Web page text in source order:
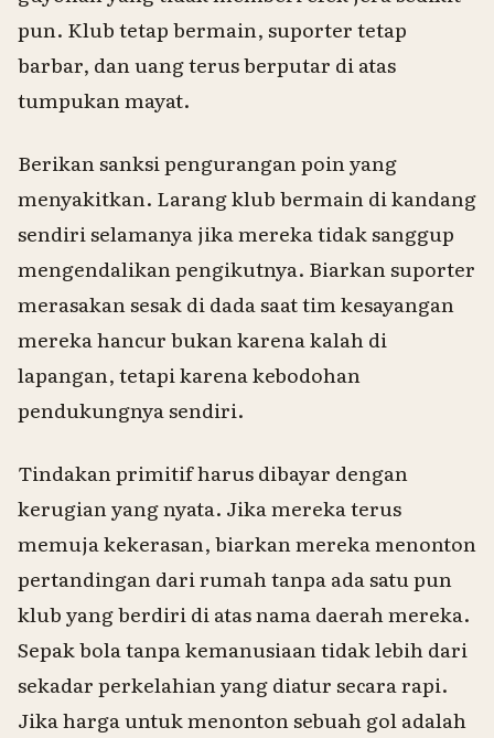
pun. Klub tetap bermain, suporter tetap
barbar, dan uang terus berputar di atas
tumpukan mayat.
Berikan sanksi pengurangan poin yang
menyakitkan. Larang klub bermain di kandang
sendiri selamanya jika mereka tidak sanggup
mengendalikan pengikutnya. Biarkan suporter
merasakan sesak di dada saat tim kesayangan
mereka hancur bukan karena kalah di
lapangan, tetapi karena kebodohan
pendukungnya sendiri.
Tindakan primitif harus dibayar dengan
kerugian yang nyata. Jika mereka terus
memuja kekerasan, biarkan mereka menonton
pertandingan dari rumah tanpa ada satu pun
klub yang berdiri di atas nama daerah mereka.
Sepak bola tanpa kemanusiaan tidak lebih dari
sekadar perkelahian yang diatur secara rapi.
Jika harga untuk menonton sebuah gol adalah